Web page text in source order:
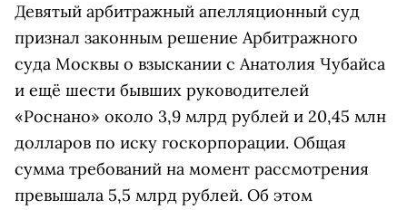
Девятый арбитражный апелляционный суд
признал законным решение Арбитражного
суда Москвы о взыскании с Анатолия Чубайса
и ещё шести бывших руководителей
«Роснано» около 3,9 млрд рублей и 20,45 млн
долларов по иску госкорпорации. Общая
сумма требований на момент рассмотрения
превышала 5,5 млрд рублей. Об этом